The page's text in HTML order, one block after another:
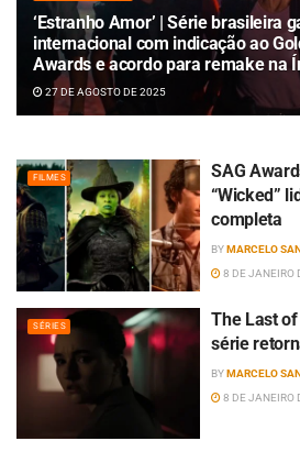
‘Estranho Amor’ | Série brasileira
internacional com indicação ao
Awards e acordo para remake na
27 DE AGOSTO DE 2025
FILMES
SAG
“Wicked”
completa
BYMARCELO
8 DE JANEIRO
SÉRIES
The Last of
série
BYMARCELO
8 DE JANEIRO